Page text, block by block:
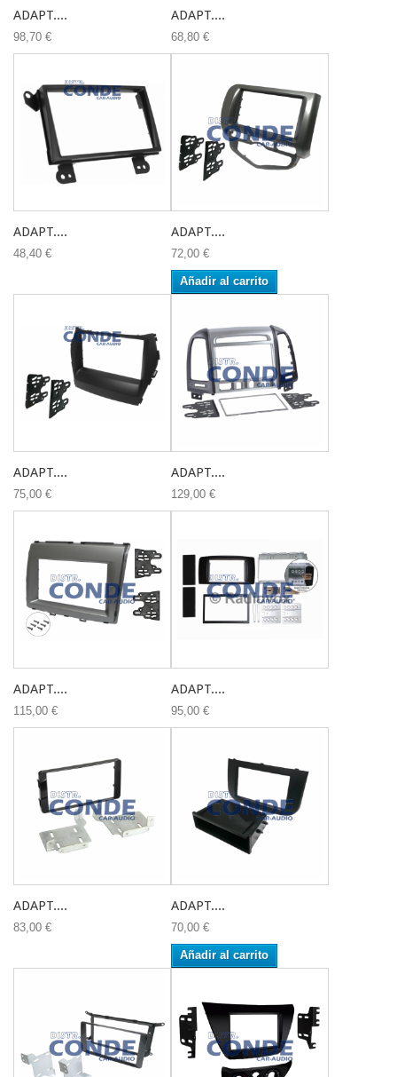
ADAPT....
98,70 €
ADAPT....
68,80 €
ADAPT....
48,40 €
ADAPT....
72,00 €
Añadir al carrito
ADAPT....
75,00 €
ADAPT....
129,00 €
ADAPT....
115,00 €
ADAPT....
95,00 €
ADAPT....
83,00 €
ADAPT....
70,00 €
Añadir al carrito